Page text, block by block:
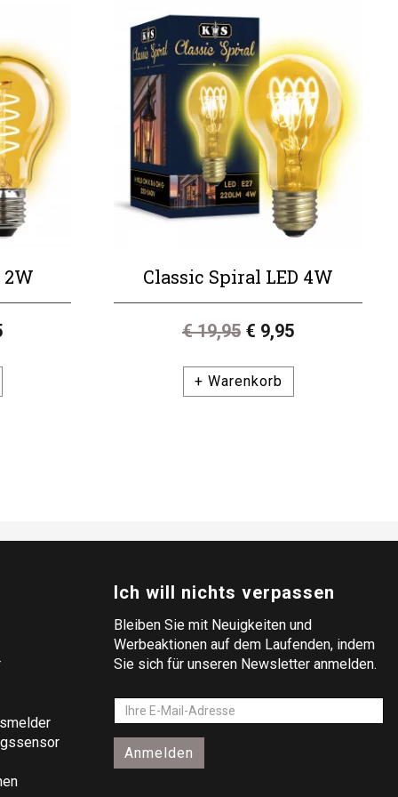
2W Classic Spiral LED 4W
€ 9,95
€ 19,95
+ Warenkorb
Ich will nichts verpassen
Bleiben Sie mit Neuigkeiten und
Werbeaktionen auf dem Laufenden, indem
Sie sich für unseren Newsletter anmelden.
Anmelden